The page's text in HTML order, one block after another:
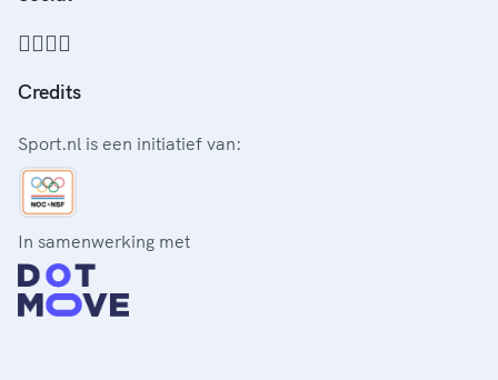
Credits
Sport.nl is een initiatief van:
In samenwerking met